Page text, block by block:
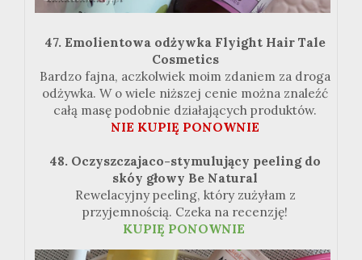
47. Emolientowa odżywka Flyight Hair Tale
Cosmetics
Bardzo fajna, aczkolwiek moim zdaniem za droga
odżywka. W o wiele niższej cenie można znaleźć
całą masę podobnie działających produktów.
NIE KUPIĘ PONOWNIE
48. Oczyszczajaco-stymulujący peeling do
skóy głowy Be Natural
Rewelacyjny peeling, który zużyłam z
przyjemnością. Czeka na recenzję!
KUPIĘ PONOWNIE